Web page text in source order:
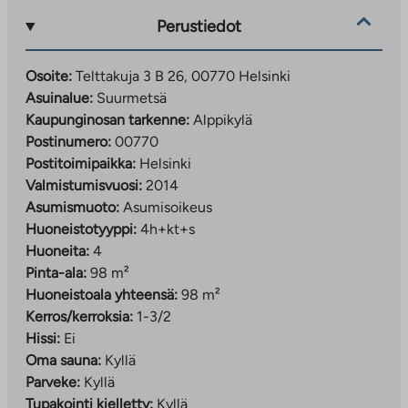
Perustiedot
Osoite: Telttakuja 3 B 26, 00770 Helsinki
Asuinalue: Suurmetsä
Kaupunginosan tarkenne: Alppikylä
Postinumero: 00770
Postitoimipaikka: Helsinki
Valmistumisvuosi: 2014
Asumismuoto: Asumisoikeus
Huoneistotyyppi: 4h+kt+s
Huoneita: 4
Pinta-ala: 98 m²
Huoneistoala yhteensä: 98 m²
Kerros/kerroksia: 1-3/2
Hissi: Ei
Oma sauna: Kyllä
Parveke: Kyllä
Tupakointi kielletty: Kyllä